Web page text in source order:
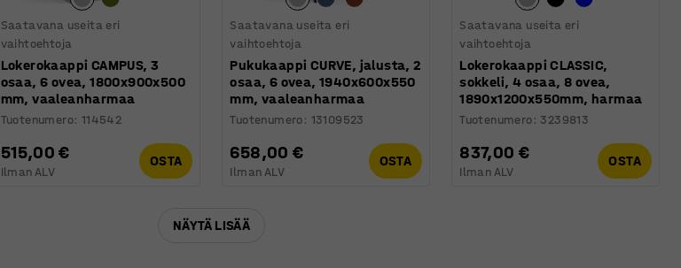
Saatavana useita eri
vaihtoehtoja
Lokerokaappi CAMPUS, 3
osaa, 6 ovea, 1800x900x500
mm, vaaleanharmaa
Tuotenumero: 114542
515,00 €
Ilman ALV
OSTA
Saatavana useita eri
vaihtoehtoja
Pukukaappi CURVE, jalusta, 2
osaa, 6 ovea, 1940x600x550
mm, vaaleanharmaa
Tuotenumero: 13109523
658,00 €
Ilman ALV
OSTA
Saatavana useita eri
vaihtoehtoja
Lokerokaappi CLASSIC,
sokkeli, 4 osaa, 8 ovea,
1890x1200x550mm, harmaa
Tuotenumero: 3239813
837,00 €
Ilman ALV
OSTA
NÄYTÄ LISÄÄ